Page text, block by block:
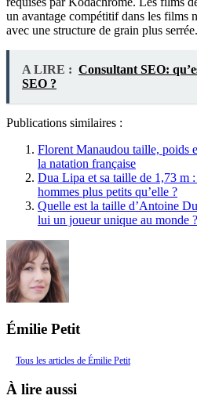
un avantage compétitif dans les films
avec une structure de grain plus serrée.
A LIRE : Consultant SEO:
SEO ?
Publications similaires :
Florent Manaudou taille, poids
la natation française
Dua Lipa et sa taille de 1,73 m
hommes plus petits qu’elle ?
Quelle est la taille d’Antoine
lui un joueur unique au monde ?
Émilie Petit
Tous les articles de Émilie Petit
À lire aussi